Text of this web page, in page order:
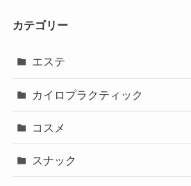
カテゴリー
エステ
カイロプラクティック
コスメ
スナック